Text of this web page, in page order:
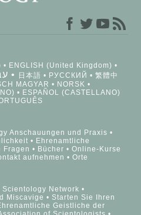
ENGLISH (United Kingdom)
日本語 РУССКИЙ
繁體中
MAGYAR
NORSK
ESPAÑOL (CASTELLANO)
Anschauungen und Praxis
Ehrenamtliche
Fragen Bücher
Online-Kurse
aufnehmen Orte
Scientology Network
Miscavige
Starten Sie Ihren
Geistliche der